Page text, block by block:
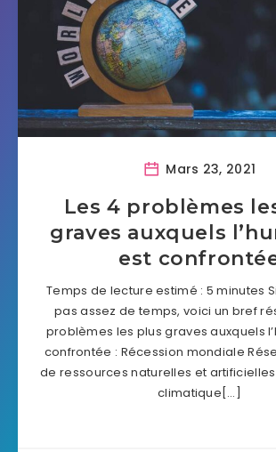
Mars 23, 2021
Les 4 problèmes
graves auxquels
est
Temps de lecture estimé : 5 minutes
pas assez de temps, voici un bref
problèmes les plus graves auxquels
confrontée : Récession mondiale
de ressources naturelles et
climatique[…]